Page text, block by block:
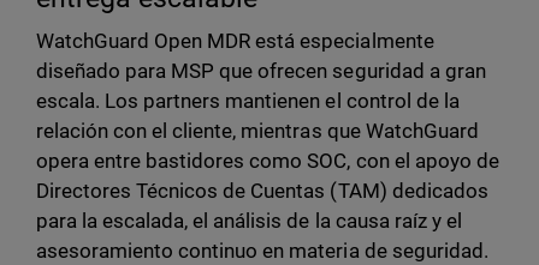
WatchGuard Open MDR está especialmente
diseñado para MSP que ofrecen seguridad a gran
escala. Los partners mantienen el control de la
relación con el cliente, mientras que WatchGuard
opera entre bastidores como SOC, con el apoyo de
Directores Técnicos de Cuentas (TAM) dedicados
para la escalada, el análisis de la causa raíz y el
asesoramiento continuo en materia de seguridad.